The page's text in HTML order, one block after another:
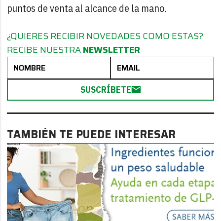
puntos de venta al alcance de la mano.
¿QUIERES RECIBIR NOVEDADES COMO ESTAS?
RECIBE NUESTRANEWSLETTER
SUSCRÍBETE
TAMBIÉN TE PUEDE INTERESAR